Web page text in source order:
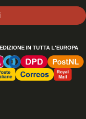
IN TUTTA L'EUROPA